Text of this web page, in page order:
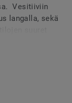
Vesitiiviin
langalla, sekä
myös
tai
tai